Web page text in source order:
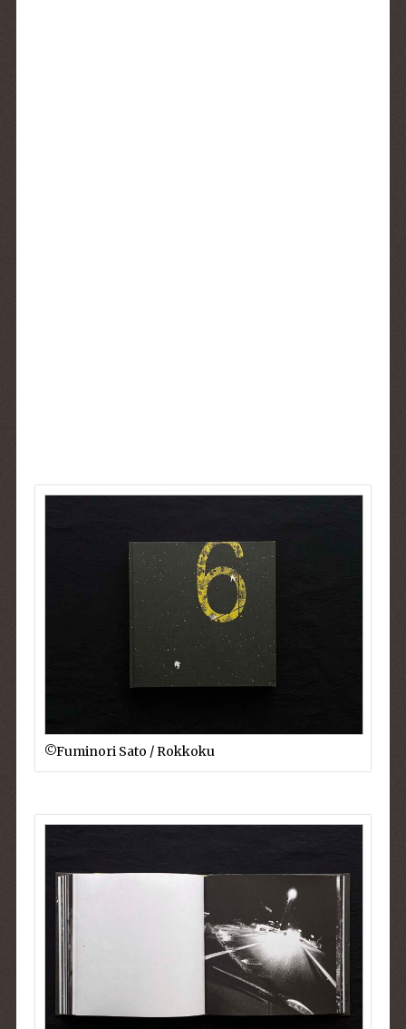
©︎Fuminori Sato / Rokkoku